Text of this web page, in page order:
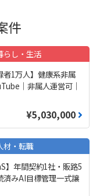
件
らし・生活
者1万人】健康系非属
｜非属人運営可｜
¥5,030,000
材・転職
】年間契約1社・販路5
済みAI目標管理一式譲